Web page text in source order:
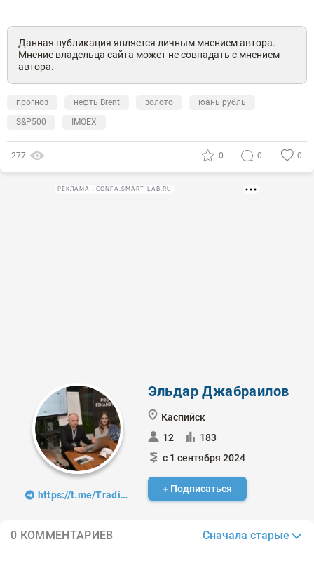
Данная публикация является личным мнением автора.
Мнение владельца сайта может не совпадать с мнением
автора.
прогноз нефть Brent золото
юань рубль
S&P500
IMOEX
277 0 0 0
РЕКЛАМА • CONFA.SMART-LAB.RU
https://t.me/TradingKey
Эльдар Джабраилов
Каспийск
12
183
с 1 сентября 2024
+ Подписаться
0 КОММЕНТАРИЕВ Сначала старые